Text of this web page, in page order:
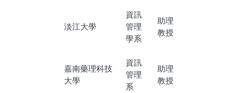
淡江大學
資訊
管理
學系
助理
教授
嘉南藥理科技
大學
資訊
管理
系
助理
教授